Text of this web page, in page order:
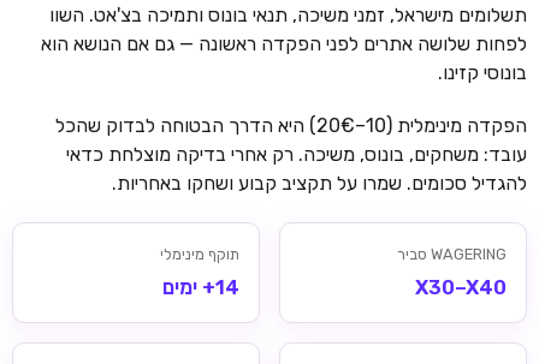
תשלומים מישראל, זמני משיכה, תנאי בונוס ותמיכה בצ'אט. השוו
לפחות שלושה אתרים לפני הפקדה ראשונה — גם אם הנושא הוא
בונוסי קזינו.
הפקדה מינימלית (10–20€) היא הדרך הבטוחה לבדוק שהכל
עובד: משחקים, בונוס, משיכה. רק אחרי בדיקה מוצלחת כדאי
להגדיל סכומים. שמרו על תקציב קבוע ושחקו באחריות.
WAGERING סביר
X30–X40
תוקף מינימלי
14+ ימים